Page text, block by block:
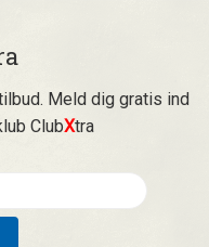
Meld dig gratis ind
ClubXtra